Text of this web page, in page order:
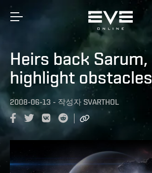
Heirs back Sarum,
highlight obstacles
2008-06-13 - 작성자 SVARTHOL